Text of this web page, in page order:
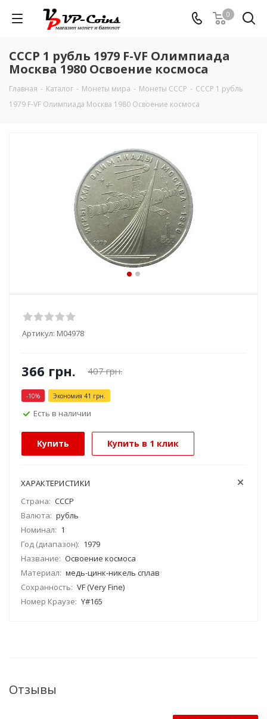
0
СССР 1 рубль 1979 F-VF Олимпиада
Москва 1980 Освоение космоса
Главная - Каталог - Монеты мира - Монеты СССР - СССР 1 рубль
1979 F-VF Олимпиада Москва 1980 Освоение космоса
Артикул: М04978
366 грн. 407грн.
-10% Экономия 41 грн.
Есть в наличии
Купить Купить в 1 клик
ХАРАКТЕРИСТИКИ
Страна: СССР
Валюта: рубль
Номинал: 1
Год (диапазон): 1979
Название: Освоение космоса
Материал: медь-цинк-никель сплав
Сохранность: VF (Very Fine)
Номер Краузе: Y#165
Отзывы